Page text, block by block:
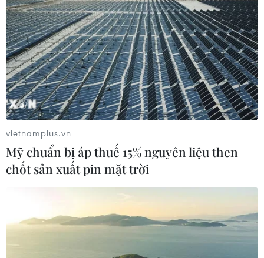
vietnamplus.vn
Mỹ chuẩn bị áp thuế 15% nguyên liệu then
chốt sản xuất pin mặt trời